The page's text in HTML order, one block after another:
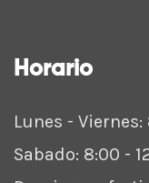
Horario
Lunes - Viernes:
Sabado: 8:00 -